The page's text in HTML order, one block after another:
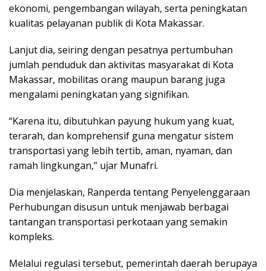
ekonomi, pengembangan wilayah, serta peningkatan
kualitas pelayanan publik di Kota Makassar.
Lanjut dia, seiring dengan pesatnya pertumbuhan
jumlah penduduk dan aktivitas masyarakat di Kota
Makassar, mobilitas orang maupun barang juga
mengalami peningkatan yang signifikan.
“Karena itu, dibutuhkan payung hukum yang kuat,
terarah, dan komprehensif guna mengatur sistem
transportasi yang lebih tertib, aman, nyaman, dan
ramah lingkungan,” ujar Munafri.
Dia menjelaskan, Ranperda tentang Penyelenggaraan
Perhubungan disusun untuk menjawab berbagai
tantangan transportasi perkotaan yang semakin
kompleks.
Melalui regulasi tersebut, pemerintah daerah berupaya